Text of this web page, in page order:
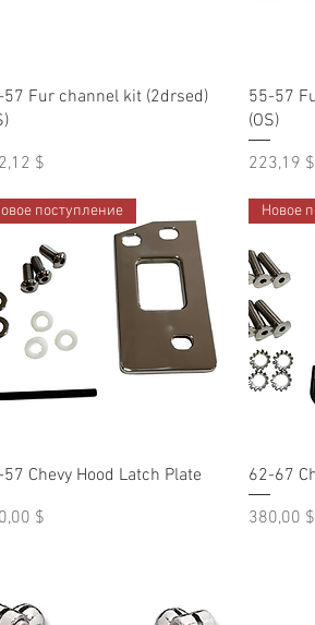
Быстрый просмотр
57 Fur channel kit (2drsed)
$
55-57
(OS)
Цена
223,19 $
Быстрый просмотр
поступление
Chevy Hood Latch Plate
$
Новое
62-67
Цена
380,00 $